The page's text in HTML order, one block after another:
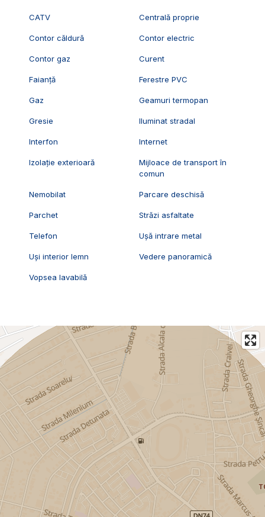
CATV Centrală proprie
Contor căldură Contor electric
Contor gaz Curent
Faianță Ferestre PVC
Gaz Geamuri termopan
Gresie Iluminat stradal
Interfon Internet
Izolație exterioară
Mijloace de transport în
comun
Nemobilat Parcare deschisă
Parchet Străzi asfaltate
Telefon Ușă intrare metal
Uși interior lemn Vedere panoramică
Vopsea lavabilă